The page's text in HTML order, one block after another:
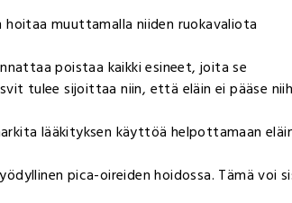
muuttamalla niiden ruokavaliota
poistaa kaikki esineet, joita se
tulee sijoittaa niin, että eläin ei pääse
lääkityksen käyttöä helpottamaan
pica-oireiden hoidossa. Tämä voi